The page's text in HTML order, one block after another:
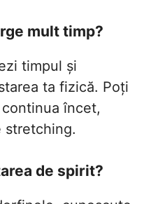
mult timp?
timpul și
ta fizică. Poți
încet,
stretching.
de spirit?